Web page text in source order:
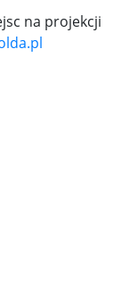
na projekcji